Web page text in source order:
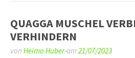
QUAGGA MUSCHEL
VERHINDERN
von Heimo Huber-am 21/07/2023